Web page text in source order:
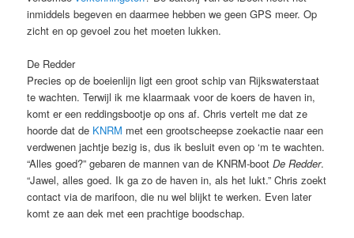
inmiddels begeven en daarmee hebben we geen GPS meer. Op
zicht en op gevoel zou het moeten lukken.
De Redder
Precies op de boeienlijn ligt een groot schip van Rijkswaterstaat
te wachten. Terwijl ik me klaarmaak voor de koers de haven in,
komt er een reddingsbootje op ons af. Chris vertelt me dat ze
hoorde dat de KNRM met een grootscheepse zoekactie naar een
verdwenen jachtje bezig is, dus ik besluit even op ‘m te wachten.
“Alles goed?” gebaren de mannen van de KNRM-bootDe Redder.
“Jawel, alles goed. Ik ga zo de haven in, als het lukt.” Chris zoekt
contact via de marifoon, die nu wel blijkt te werken. Even later
komt ze aan dek met een prachtige boodschap.